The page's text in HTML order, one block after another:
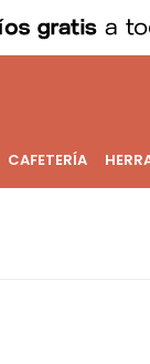
CAFETERÍA